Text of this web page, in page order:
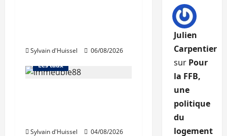
Sylvain d'Huissel 06/08/2026
L'avis des courtiers
Les taux
Sylvain d'Huissel 04/08/2026
Immo d'entreprise
Julien
Carpentier
sur Pour
la FFB,
une
politique
du
logement